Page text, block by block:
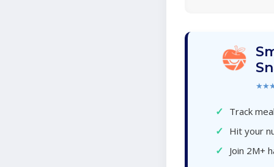
✓ Track
✓ Hit your
✓ Join 2M+